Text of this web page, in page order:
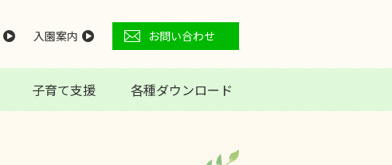
子育て支援 各種ダウンロード
入園案内 お問い合わせ